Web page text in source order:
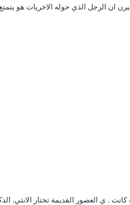
ان الرجل الذي حوله الاخريات هو
. ي العصور القديمة تختار الانثي.